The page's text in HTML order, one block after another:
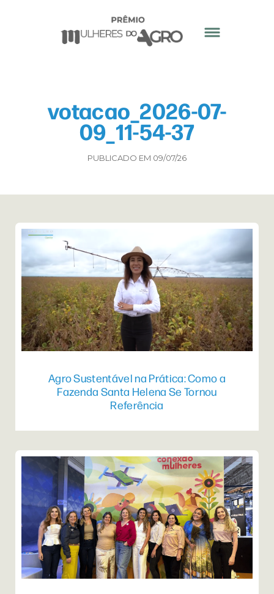
votacao_2026-07-
09_11-54-37
PUBLICADO EM 09/07/26
Agro Sustentável na Prática: Como a
Fazenda Santa Helena Se Tornou
Referência